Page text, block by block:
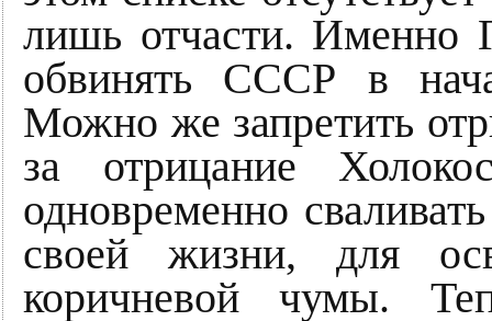
лишь отчасти. Именно
обвинять СССР в
Можно же запретить
за отрицание
одновременно
своей жизни, для
коричневой чумы.